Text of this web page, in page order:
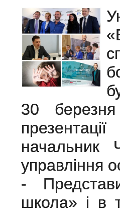
30
начальник
управління
-
школа» і в